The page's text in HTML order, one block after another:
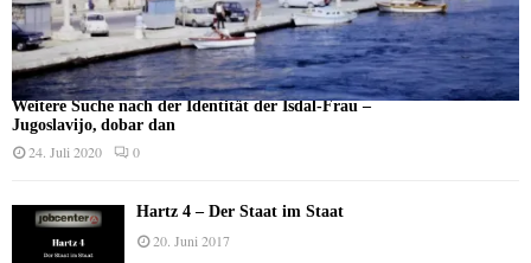
Weitere Suche nach der Identität der Isdal-Frau –
Jugoslavijo, dobar dan
24. Juli 2020 0
Hartz 4 – Der Staat im Staat
20. Juni 2017